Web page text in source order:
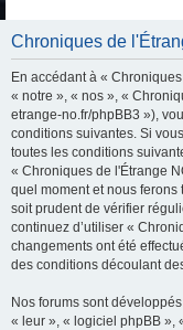
Chroniques de
En accédant à «
« notre », « nos », «
etrange-no.fr/phpBB3 »),
conditions suivantes. Si
toutes les conditions
« Chroniques de l'Étrange
quel moment et nous ferons
soit prudent de vérifier
continuez d’utiliser «
changements ont été
des conditions découlant
Nos forums sont
« leur », « logiciel phpBB »,